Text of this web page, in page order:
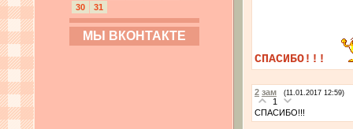
30
31
МЫ ВКОНТАКТЕ
СПАСИБО!!!
2 зам (11.01.2017 12:59)
1
СПАСИБО!!!